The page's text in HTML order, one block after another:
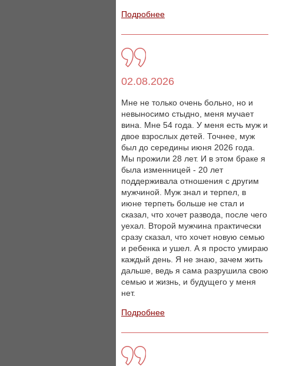
Подробнее
02.08.2026
Мне не только очень больно, но и
невыносимо стыдно, меня мучает
вина. Мне 54 года. У меня есть муж и
двое взрослых детей. Точнее, муж
был до середины июня 2026 года.
Мы прожили 28 лет. И в этом браке я
была изменницей - 20 лет
поддерживала отношения с другим
мужчиной. Муж знал и терпел, в
июне терпеть больше не стал и
сказал, что хочет развода, после чего
уехал. Второй мужчина практически
сразу сказал, что хочет новую семью
и ребенка и ушел. А я просто умираю
каждый день. Я не знаю, зачем жить
дальше, ведь я сама разрушила свою
семью и жизнь, и будущего у меня
нет.
Подробнее